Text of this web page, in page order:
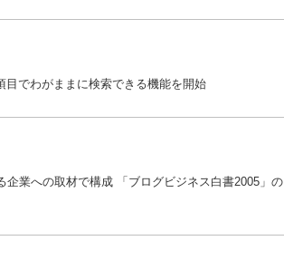
でわがままに検索できる機能を開始
業への取材で構成 「ブログビジネス白書2005」の